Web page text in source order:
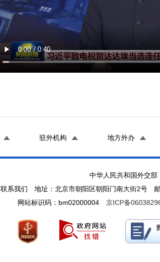
驻外机构 地方外办
中华人民共和国外交
联系我们 地址：北京市朝阳区朝阳门南大街2号
网站标识码：bm02000004 京ICP备